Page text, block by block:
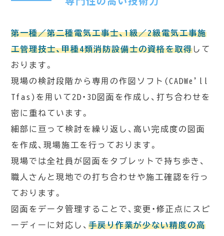
第一種／第二種電気工事士、1級／2級電気工事施
工管理技士、甲種4類消防設備士の資格を取得 して
おります。
現場の検討段階から専用の作図ソフト(CADWe'll
Tfas)を用いて2D・3D図面を作成し、打ち合わせを
密に重ねています。
細部に亘って検討を繰り返し、高い完成度の図面
を作成、現場施工を行っております。
現場では全社員が図面をタブレットで持ち歩き、
職人さんと現地での打ち合わせや施工確認を行っ
ております。
図面をデータ管理することで、変更・修正点にスピ
ーディーに対応し、手戻り作業が少ない精度の高